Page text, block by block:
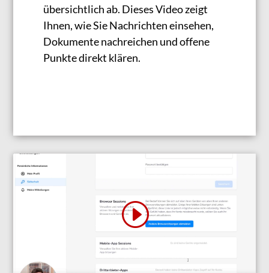
übersichtlich ab. Dieses Video zeigt
Ihnen, wie Sie Nachrichten einsehen,
Dokumente nachreichen und offene
Punkte direkt klären.